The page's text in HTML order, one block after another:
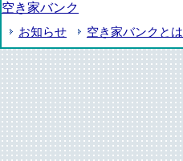
空き家バンク
お知らせ 空き家バンクとは